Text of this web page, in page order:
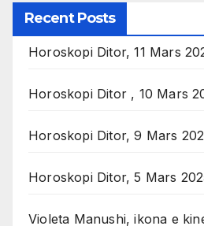
Recent Posts
Horoskopi Ditor, 11 Mars
Horoskopi Ditor , 10 Mars
Horoskopi Ditor, 9 Mars
Horoskopi Ditor, 5 Mars
Violeta Manushi, ikona e